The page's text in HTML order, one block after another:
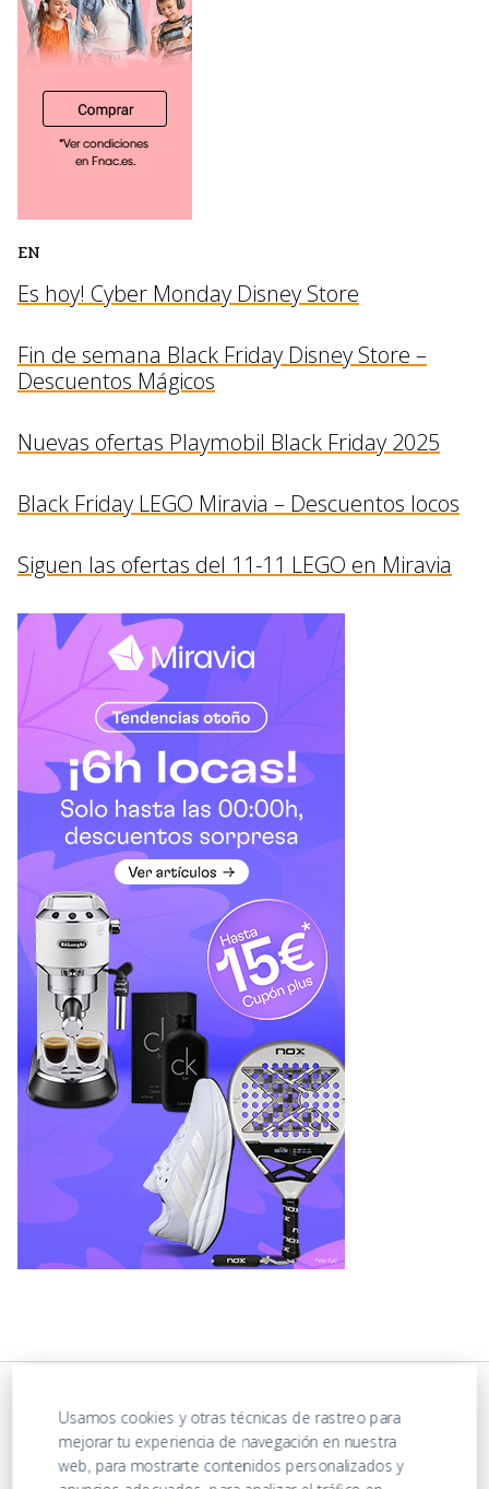
EN
Es hoy! Cyber Monday Disney Store
Fin de semana Black Friday Disney Store –
Descuentos Mágicos
Nuevas ofertas Playmobil Black Friday 2025
Black Friday LEGO Miravia – Descuentos locos
Siguen las ofertas del 11-11 LEGO en Miravia
Usamos cookies y otras técnicas de rastreo para
mejorar tu experiencia de navegación en nuestra
web, para mostrarte contenidos personalizados y